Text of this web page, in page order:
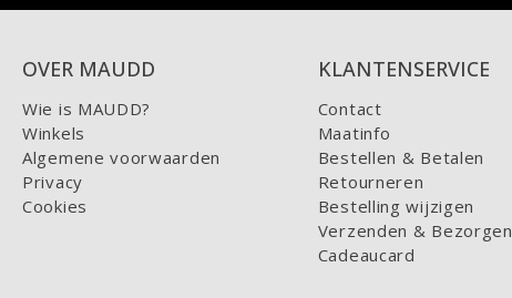
OVER MAUDD
Wie is MAUDD?
Winkels
Algemene voorwaarden
Privacy
Cookies
KLANTENSERVICE
Contact
Maatinfo
Bestellen & Betalen
Retourneren
Bestelling wijzigen
Verzenden & Bezorgen
Cadeaucard